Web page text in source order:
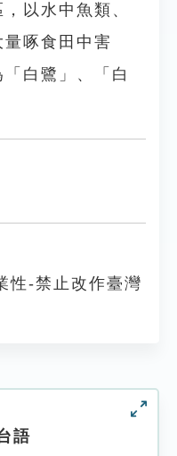
以水中魚類、
啄食田中害
白鷺」、「白
性-禁止改作臺灣
語